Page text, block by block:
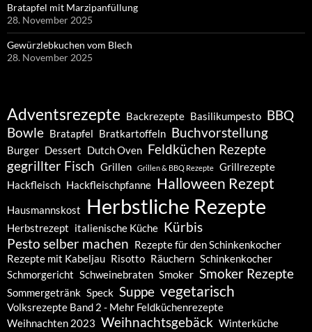
Bratapfel mit Marzipanfüllung
28. November 2025
Gewürzlebkuchen vom Blech
28. November 2025
Adventsrezepte Backrezepte Basilikumpesto BBQ
Bowle Bratapfel Bratkartoffeln Buchvorstellung
Burger Dessert Dutch Oven Feldküchen Rezepte
gegrillter Fisch Grillen Grillen & BBQ Rezepte
Grillrezepte
Hackfleisch Hackfleischpfanne Halloween Rezept
Hausmannskost Herbstliche Rezepte
Herbstrezept italienische Küche Kürbis
Pesto selber machen Rezepte für den Schinkenkocher
Rezepte mit Kabeljau Risotto Räuchern Schinkenkocher
Schmorgericht Schweinebraten Smoker Smoker Rezepte
Sommergetränk Speck Suppe vegetarisch
Volksrezepte Band 2 - Mehr Feldküchenrezepte
Weihnachten 2023 Weihnachtsgebäck Winterküche